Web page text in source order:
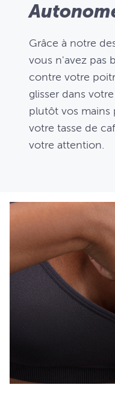
Grâce à notre
vous n'avez pas
contre votre
glisser dans
plutôt vos mains
votre tasse de
votre attention.